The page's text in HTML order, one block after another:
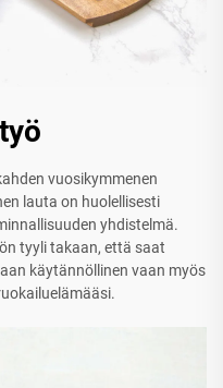
vuosikymmenen
lauta on huolellisesti
yhdistelmä.
tyyli takaan, että saat
käytännöllinen vaan myös